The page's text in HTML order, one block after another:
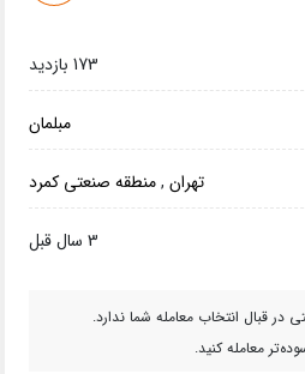
173 بازدید
مبلمان
تهران,منطقه صنعتی کمرد
3 سال قبل
در قبال انتخاب معامله شما ندارد.
معامله کنید.